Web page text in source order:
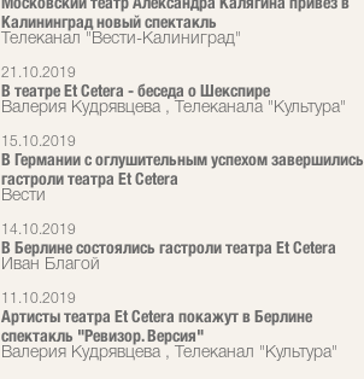
Калининград новый спектакль
Телеканал "Вести-Калиниград"
21.10.2019
В театре Et Сetera - беседа о Шекспире
Валерия Кудрявцева , Телеканала "Культура"
15.10.2019
В Германии с оглушительным успехом завершились
гастроли театра Et Cetera
Вести
14.10.2019
В Берлине состоялись гастроли театра Et Cetera
Иван Благой
11.10.2019
Артисты театра Et Cetera покажут в Берлине
спектакль "Ревизор. Версия"
Валерия Кудрявцева , Телеканал "Культура"